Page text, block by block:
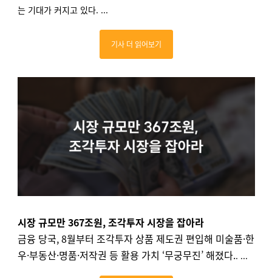
는 기대가 커지고 있다. ...
기사 더 읽어보기
시장 규모만 367조원, 조각투자 시장을 잡아라
금융 당국, 8월부터 조각투자 상품 제도권 편입해 미술품·한
우·부동산·명품·저작권 등 활용 가치 ‘무궁무진’ 해졌다.. ...